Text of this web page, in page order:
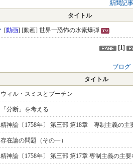
新聞記事
タイトル
[動画] [動画] 世界一恐怖の水素爆弾
[1]
ブログ
タイトル
ウィル・スミスとプーチン
「分断」を考える
精神論〔1758年〕 第三部 第18章 専制主義の主
存在論の問題（その一）
精神論〔1758年〕 第三部 第17章 専制主義の主